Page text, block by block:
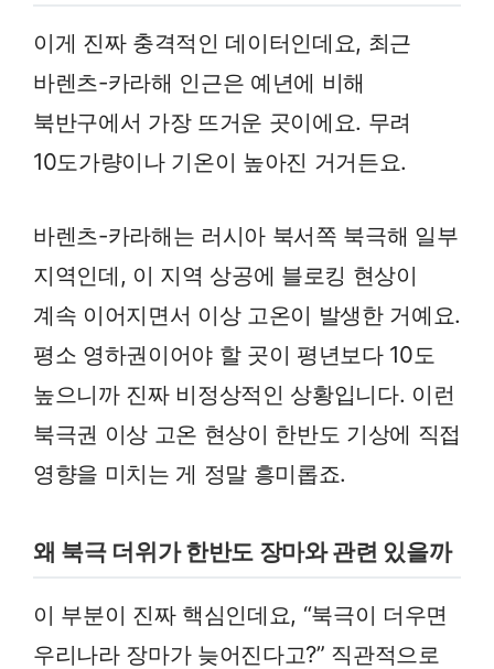
이게 진짜 충격적인 데이터인데요, 최근
바렌츠-카라해 인근은 예년에 비해
북반구에서 가장 뜨거운 곳이에요. 무려
10도가량이나 기온이 높아진 거거든요.
바렌츠-카라해는 러시아 북서쪽 북극해 일부
지역인데, 이 지역 상공에 블로킹 현상이
계속 이어지면서 이상 고온이 발생한 거예요.
평소 영하권이어야 할 곳이 평년보다 10도
높으니까 진짜 비정상적인 상황입니다. 이런
북극권 이상 고온 현상이 한반도 기상에 직접
영향을 미치는 게 정말 흥미롭죠.
왜 북극 더위가 한반도 장마와 관련 있을까
이 부분이 진짜 핵심인데요, “북극이 더우면
우리나라 장마가 늦어진다고?” 직관적으로